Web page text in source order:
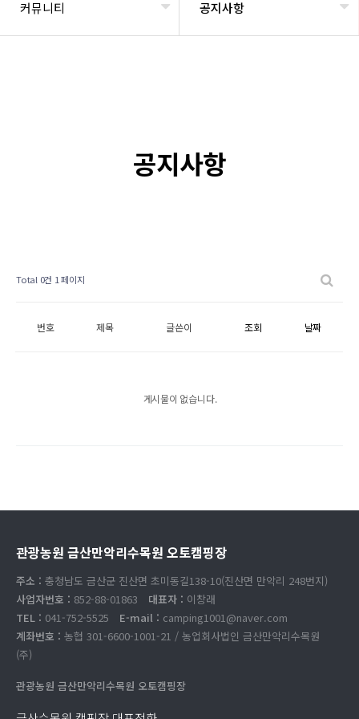
커뮤니티 공지사항
공지사항
Total 0건 1 페이지
번호 제목 글쓴이 조회 날짜
게시물이 없습니다.
관광농원 금산만악리수목원 오토캠핑장
주소 : 충청남도 금산군 진산면 초미동길138-10(진산면 만악리 248번지)
사업자번호 : 852-88-01863 대표자 : 이창래
TEL : 041-752-5525 E-mail : camping1001@naver.com
계좌번호 : 농협 301-6600-1001-21 / 농업회사법인 금산만악리수목원
(주)
관광농원 금산만악리수목원 오토캠핑장